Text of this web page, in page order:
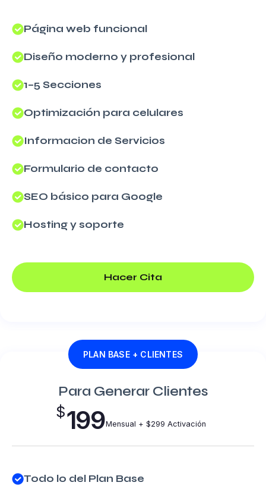
Página web funcional
Diseño moderno y profesional
1–5 Secciones
Optimización para celulares
Informacion de Servicios
Formulario de contacto
SEO básico para Google
Hosting y soporte
Hacer Cita
PLAN BASE + CLIENTES
Para Generar Clientes
$199Mensual + $299 Activación
Todo lo del Plan Base